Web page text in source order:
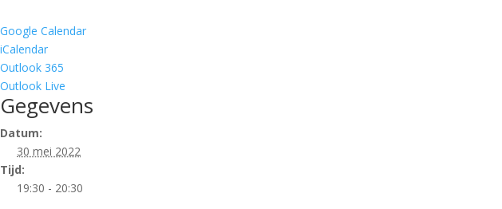
Google Calendar
iCalendar
Outlook 365
Outlook Live
Gegevens
Datum:
30 mei 2022
Tijd:
19:30 - 20:30